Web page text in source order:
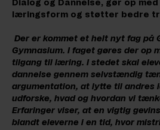
Dialog og Dannelse, gør op
læringsform og støtter bedre
Der er kommet et helt nyt fag på
Gymnasium. I faget gøres der op
tilgang til læring. I stedet skal
dannelse gennem selvstændig
argumentation, at lytte til andres
udforske, hvad og hvordan vi
Erfaringer viser, at en vigtig
blandt eleverne i en tid, hvor